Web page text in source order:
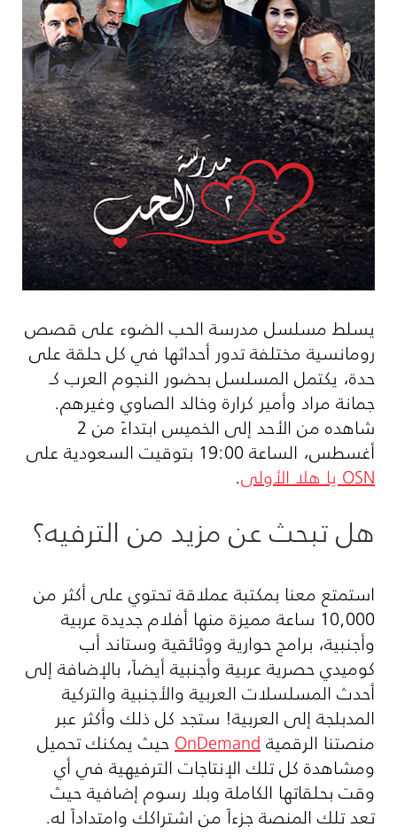
يسلط مسلسل مدرسة الحب الضوء على قصص
رومانسية مختلفة تدور أحداثها في كل حلقة على
حدة، يكتمل المسلسل بحضور النجوم العرب كـ
جمانة مراد وأمير كرارة وخالد الصاوي وغيرهم.
شاهده من الأحد إلى الخميس ابتداءً من 2
أغسطس، الساعة 19:00 بتوقيت السعودية على
OSNيا هلا الأولى.
هل تبحث عن مزيد من الترفيه؟
استمتع معنا بمكتبة عملاقة تحتوي على أكثر من
10,000 ساعة مميزة منها أفلام جديدة عربية
وأجنبية، برامج حوارية ووثائقية وستاند أب
كوميدي حصرية عربية وأجنبية أيضاً، بالإضافة إلى
أحدث المسلسلات العربية والأجنبية والتركية
المدبلجة إلى العربية! ستجد كل ذلك وأكثر عبر
منصتنا الرقميةOnDemandحيث يمكنك تحميل
ومشاهدة كل تلك الإنتاجات الترفيهية في أي
وقت بحلقاتها الكاملة وبلا رسوم إضافية حيث
تعد تلك المنصة جزءاً من اشتراكك وامتداداً له.